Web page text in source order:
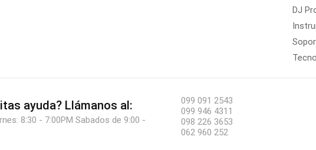
DJ
ayuda? Llámanos al:
8:30 - 7:00PM Sabados de 9:00 -
099 091 2543
099 946 4311
098 226 3653
062 960 252